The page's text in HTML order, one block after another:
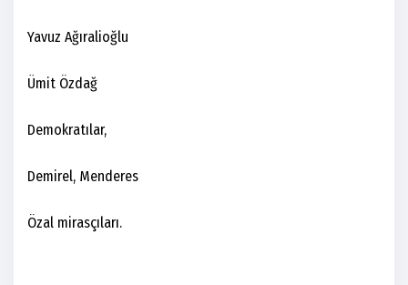
Yavuz Ağıralioğlu
Ümit Özdağ
Demokratılar,
Demirel, Menderes
Özal mirasçıları.